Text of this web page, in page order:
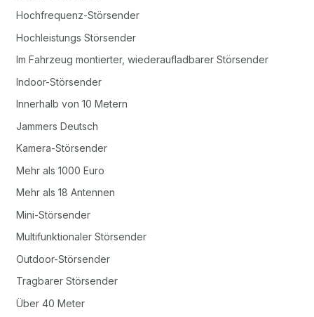
Hochfrequenz-Störsender
Hochleistungs Störsender
Im Fahrzeug montierter, wiederaufladbarer Störsender
Indoor-Störsender
Innerhalb von 10 Metern
Jammers Deutsch
Kamera-Störsender
Mehr als 1000 Euro
Mehr als 18 Antennen
Mini-Störsender
Multifunktionaler Störsender
Outdoor-Störsender
Tragbarer Störsender
Über 40 Meter